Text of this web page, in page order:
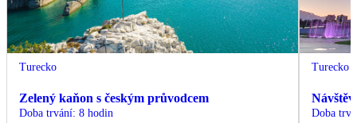
Turecko
Zelený kaňon s českým průvodcem
Doba trvání: 8 hodin
Turecko
Doba